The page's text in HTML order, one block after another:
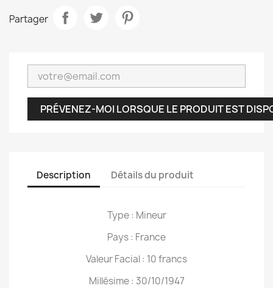
Partager
PRÉVENEZ-MOI LORSQUE LE PRODUIT EST
Description Détails du produit
Type : Mineur
Pays : France
Valeur Facial : 10 francs
Millésime : 30/10/1947